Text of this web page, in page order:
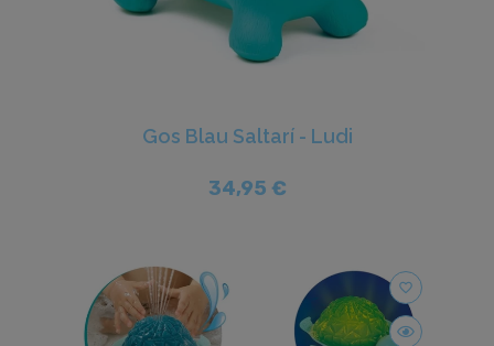
Gos Blau Saltarí - Ludi
34,95 €
favorite_border